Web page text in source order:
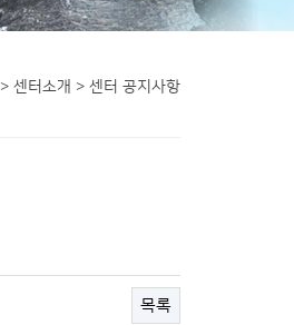
> 센터소개 > 센터 공지사항
목록